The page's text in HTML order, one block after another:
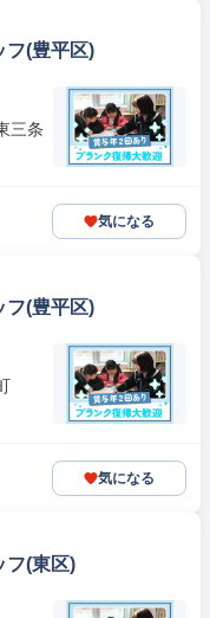
フ(豊平区)
三条
気になる
フ(豊平区)
気になる
フ(東区)